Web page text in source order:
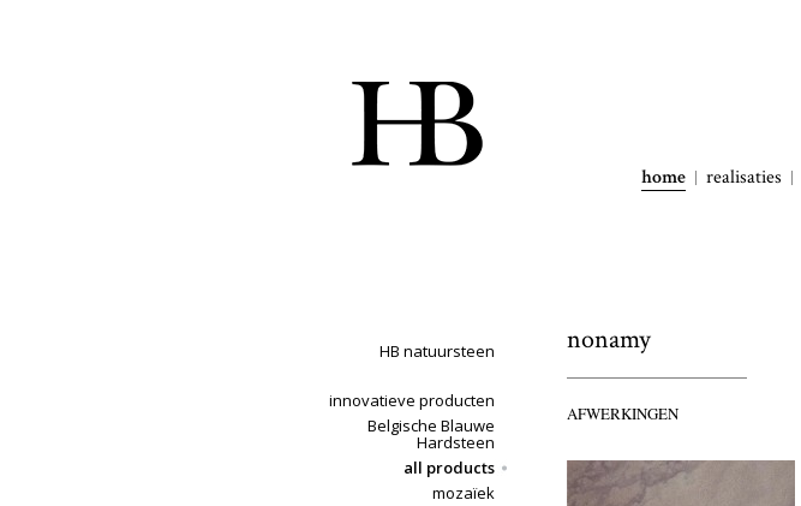
home realisaties
HB natuursteen
innovatieve producten
Belgische Blauwe
Hardsteen
all products
mozaïek
nonamy
AFWERKINGEN